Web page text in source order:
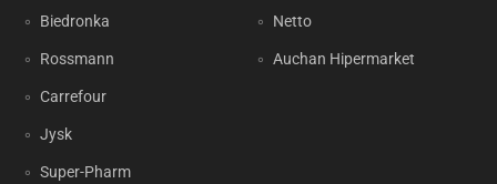
Biedronka
Rossmann
Carrefour
Jysk
Super-Pharm
Netto
Auchan Hipermarket